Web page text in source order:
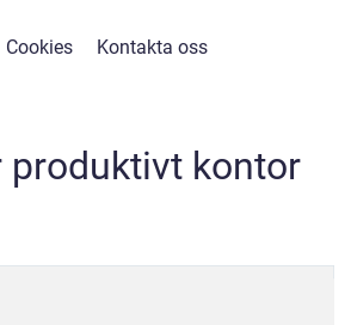
Cookies Kontakta oss
kontor